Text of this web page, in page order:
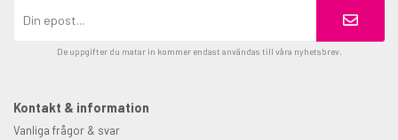
De uppgifter du matar in kommer endast användas till våra nyhetsbrev.
Kontakt & information
Vanliga frågor & svar